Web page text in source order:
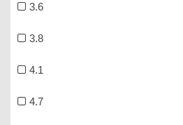
3.6
3.8
4.1
4.7